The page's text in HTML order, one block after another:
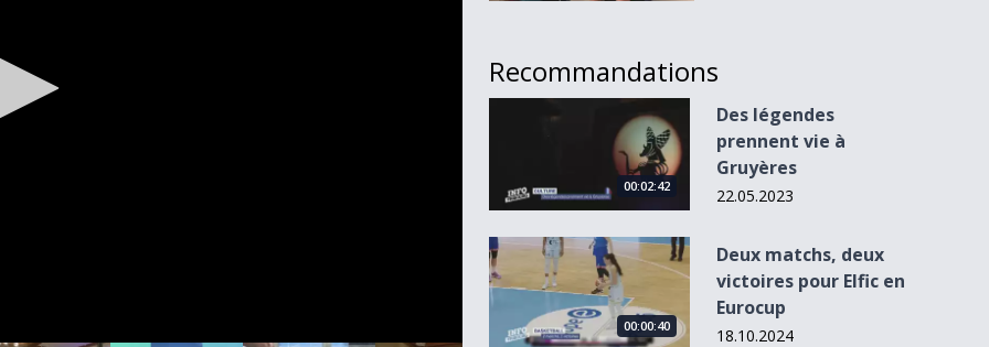
Recommandations
Des légendes prennent vie à Gruyères
00:02:42
Des légendes
prennent vie à
Gruyères
22.05.2023
Deux matchs, deux victoires pour Elfic en Eurocup
00:00:40
Deux matchs, deux
victoires pour Elfic en
Eurocup
18.10.2024